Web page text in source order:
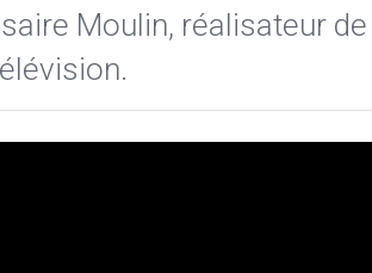
Moulin, réalisateur de